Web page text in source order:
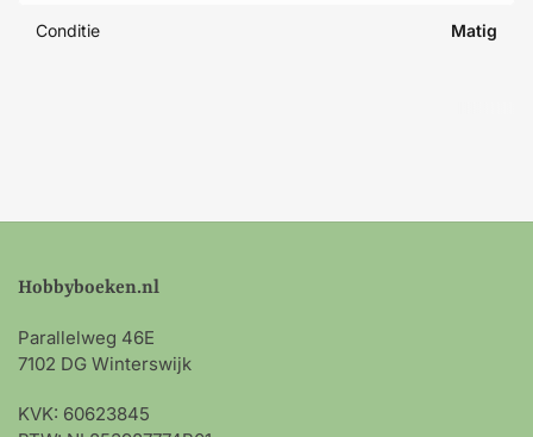
Conditie Matig
Hobbyboeken.nl
Parallelweg 46E
7102 DG Winterswijk
KVK: 60623845